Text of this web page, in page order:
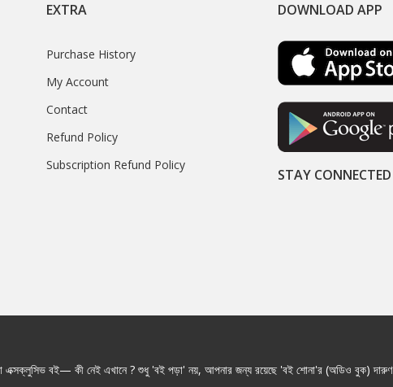
EXTRA
Purchase History
My Account
Contact
Refund Policy
Subscription Refund Policy
DOWNLOAD APP
STAY CONNECTED
এক্সক্লুসিভ বই— কী নেই এখানে ? শুধু 'বই পড়া' নয়, আপনার জন্য রয়েছে 'বই শোনা'র (অডিও বুক)